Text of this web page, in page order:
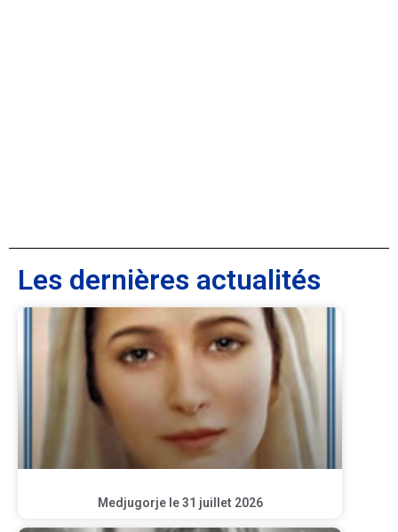
Les dernières actualités
Medjugorje le 31 juillet 2026